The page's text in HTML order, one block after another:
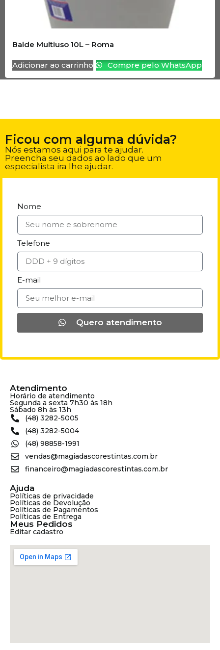
Balde Multiuso 10L – Roma
Adicionar ao carrinho Compre pelo WhatsApp
Ficou com alguma dúvida?
Nós estamos aqui para te ajudar.
Preencha seu dados ao lado que um
especialista ira lhe ajudar.
Nome
Telefone
E-mail
Quero atendimento
Atendimento
Horário de atendimento
Segunda a sexta 7h30 às 18h
Sábado 8h às 13h
(48) 3282-5005
(48) 3282-5004
(48) 98858-1991
vendas@magiadascorestintas.com.br
financeiro@magiadascorestintas.com.br
Ajuda
Políticas de privacidade
Políticas de Devolução
Políticas de Pagamentos
Políticas de Entrega
Meus Pedidos
Editar cadastro